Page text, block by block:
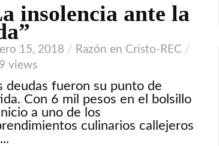
insolencia ante la
15, 2018
Razón en Cristo-REC
views
deudas fueron su punto de
Con 6 mil pesos en el bolsillo
a uno de los
culinarios callejeros